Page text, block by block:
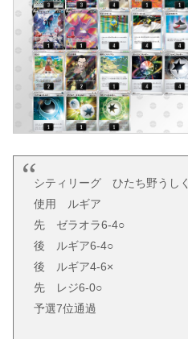
シティリーグ ひたち野うしく
使用 ルギア
先 ゼラオラ6-4○
後 ルギア6-4○
後 ルギア4-6×
先 レジ6-0○
予選7位通過